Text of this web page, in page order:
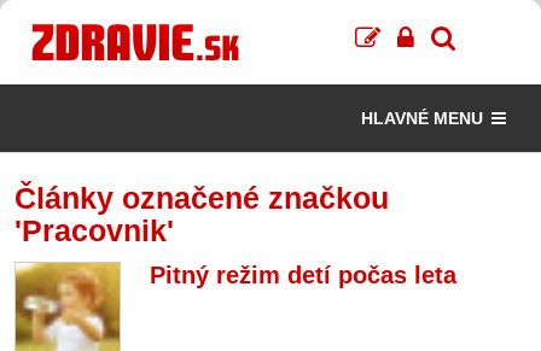
HLAVNÉ MENU
Články označené značkou
'Pracovnik'
Pitný režim detí počas leta